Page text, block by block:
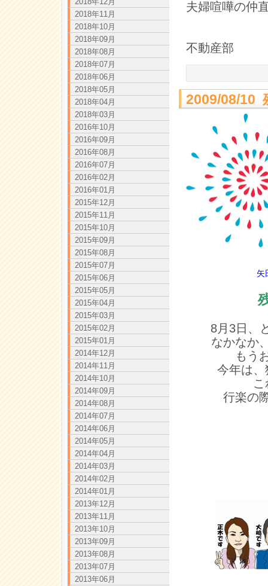
夫婦喧嘩の仲
不動産部
2009/08/10
矢
8月3日、
なかなか
もう
今年は
行楽の
2018年11月
2018年10月
2018年09月
2018年08月
2018年07月
2018年06月
2018年05月
2018年04月
2018年03月
2016年10月
2016年09月
2016年08月
2016年07月
2016年02月
2016年01月
2015年12月
2015年11月
2015年10月
2015年09月
2015年08月
2015年07月
2015年06月
2015年05月
2015年04月
2015年03月
2015年02月
2015年01月
2014年12月
2014年11月
2014年10月
2014年09月
2014年08月
2014年07月
2014年06月
2014年05月
2014年04月
2014年03月
2014年02月
2014年01月
2013年12月
2013年11月
2013年10月
2013年09月
2013年08月
2013年07月
2013年06月